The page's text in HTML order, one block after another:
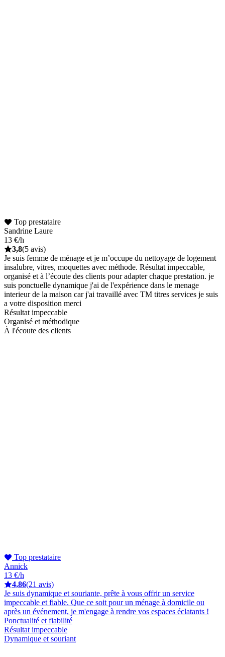
Top prestataire
Sandrine Laure
13 €/h
3,8(5 avis)
Je suis femme de ménage et je m’occupe du nettoyage de logement
insalubre, vitres, moquettes avec méthode. Résultat impeccable,
organisé et à l’écoute des clients pour adapter chaque prestation. je
suis ponctuelle dynamique j'ai de l'expérience dans le menage
interieur de la maison car j'ai travaillé avec TM titres services je suis
a votre disposition merci
Résultat impeccable
Organisé et méthodique
À l'écoute des clients
Top prestataire
Annick
13 €/h
4,86(21 avis)
Je suis dynamique et souriante, prête à vous offrir un service
impeccable et fiable. Que ce soit pour un ménage à domicile ou
après un événement, je m'engage à rendre vos espaces éclatants !
Ponctualité et fiabilité
Résultat impeccable
Dynamique et souriant